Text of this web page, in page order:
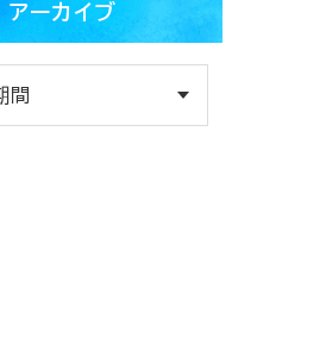
アーカイブ